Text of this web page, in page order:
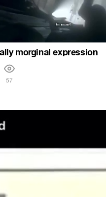
morginal expression
57